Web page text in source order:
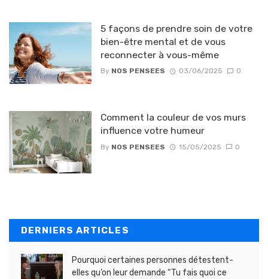
5 façons de prendre soin de votre
bien-être mental et de vous
reconnecter à vous-même
By NOS PENSEES 03/06/2025 0
Comment la couleur de vos murs
influence votre humeur
By NOS PENSEES 15/05/2025 0
DERNIERS ARTICLES
Pourquoi certaines personnes détestent-
elles qu’on leur demande “Tu fais quoi ce